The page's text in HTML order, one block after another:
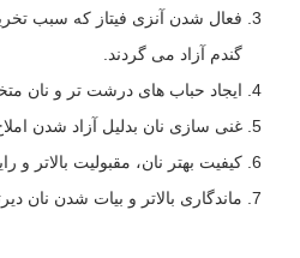
فعال شدن آنزی فیتاز که سبب
گندم آزاد می گردند.
ایجاد حباب های درشت تر و نان
غنی سازی نان بدلیل آزاد شدن
کیفیت بهتر نان، مقبولیت بالاتر و
ماندگاری بالاتر و بیات شدن نان